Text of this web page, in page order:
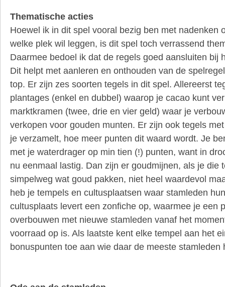
Thematische acties
Hoewel ik in dit spel vooral bezig ben met nadenken
welke plek wil leggen, is dit spel toch verrassend
Daarmee bedoel ik dat de regels goed aansluiten bij
Dit helpt met aanleren en onthouden van de
top. Er zijn zes soorten tegels in dit spel. Allereerst
plantages (enkel en dubbel) waarop je cacao kunt
marktkramen (twee, drie en vier geld) waar je
verkopen voor gouden munten. Er zijn ook tegels
je verzamelt, hoe meer punten dit waard wordt. Je
met je waterdrager op min tien (!) punten, want in
nu eenmaal lastig. Dan zijn er goudmijnen, als je die
simpelweg wat goud pakken, niet heel waardevol
heb je tempels en cultusplaatsen waar stamleden
cultusplaats levert een zonfiche op, waarmee je een
overbouwen met nieuwe stamleden vanaf het
voorraad op is. Als laatste kent elke tempel aan het
bonuspunten toe aan wie daar de meeste stamleden